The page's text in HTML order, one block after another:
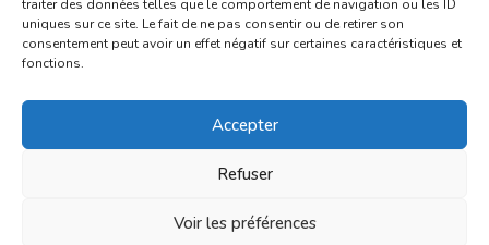
traiter des données telles que le comportement de navigation ou les ID
uniques sur ce site. Le fait de ne pas consentir ou de retirer son
consentement peut avoir un effet négatif sur certaines caractéristiques et
fonctions.
Accepter
Refuser
Voir les préférences
Le 17 août :pharmacie
Palobart (Laguépie)
du 21 au 28 août :
Dupont (place de la République)